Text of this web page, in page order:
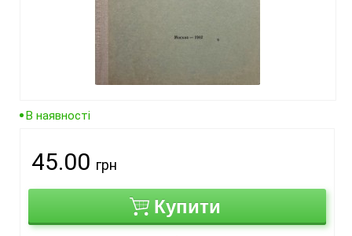
В наявності
45.00 грн
Купити